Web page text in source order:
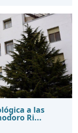
a las
Ri...